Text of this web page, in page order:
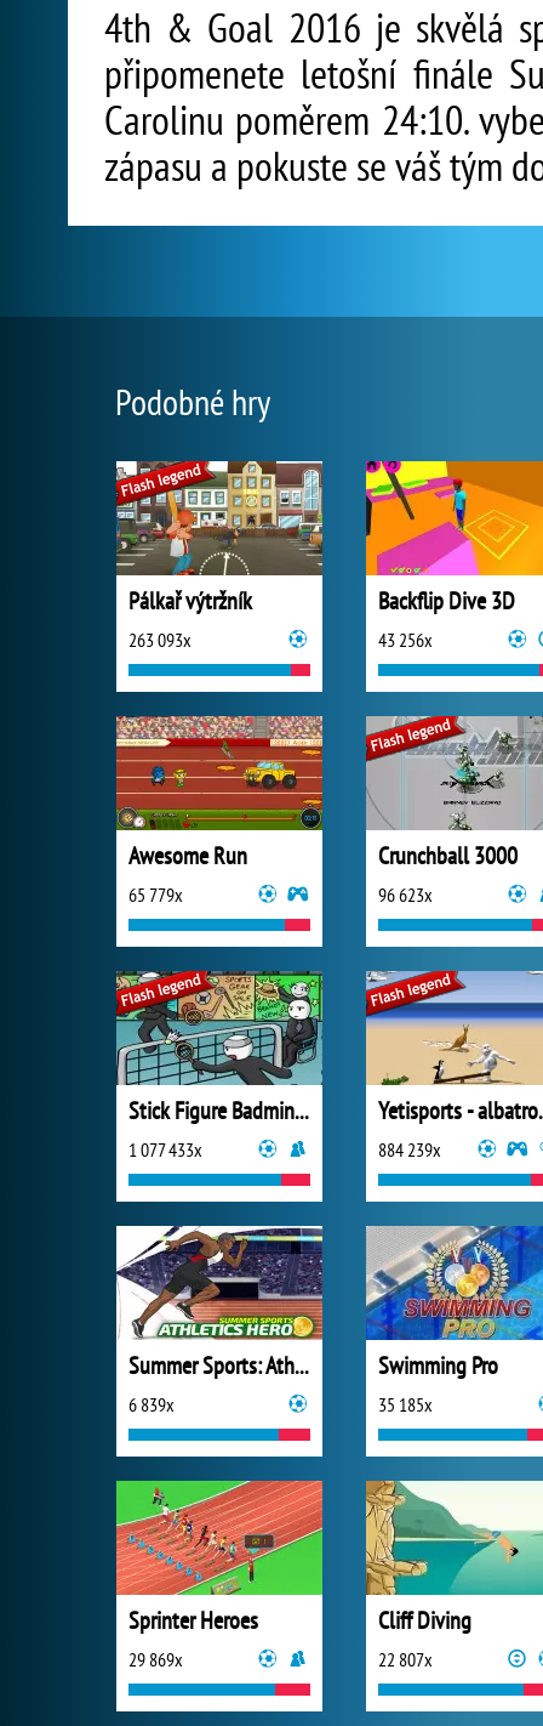
4th & Goal 2016 je skvělá
připomenete letošní finále
Carolinu poměrem 24:10.
zápasu a pokuste se váš tým
Podobné hry
Pálkař výtržník
263 093x
Backflip Dive 3D
43 256x
Awesome Run
65 779x
Crunchball 3000
96 623x
Stick Figure Badminton
1 077 433x 884 239x
Summer Sports: Athletics Hero
6 839x
Swimming Pro
35 185x
Sprinter Heroes
29 869x
Cliff Diving
22 807x